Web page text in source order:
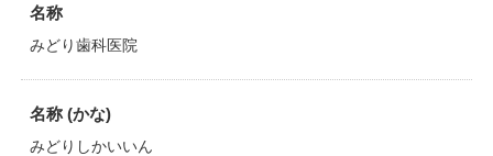
名称
みどり歯科医院
名称 (かな)
みどりしかいいん